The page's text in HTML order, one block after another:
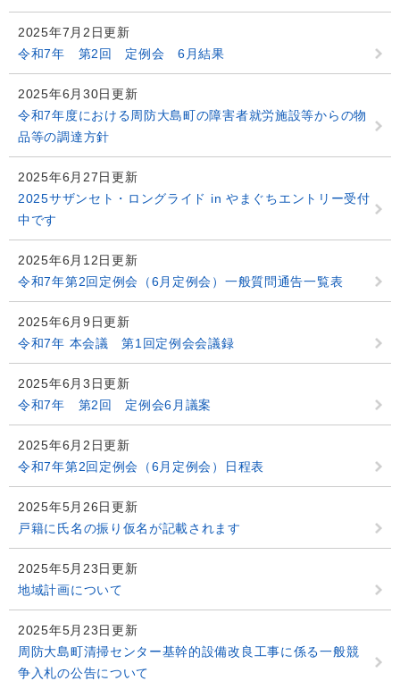
2025年7月2日更新
令和7年 第2回 定例会 6月結果
2025年6月30日更新
令和7年度における周防大島町の障害者就労施設等からの物
品等の調達方針
2025年6月27日更新
2025サザンセト・ロングライド in やまぐちエントリー受付
中です
2025年6月12日更新
令和7年第2回定例会（6月定例会）一般質問通告一覧表
2025年6月9日更新
令和7年 本会議 第1回定例会会議録
2025年6月3日更新
令和7年 第2回 定例会6月議案
2025年6月2日更新
令和7年第2回定例会（6月定例会）日程表
2025年5月26日更新
戸籍に氏名の振り仮名が記載されます
2025年5月23日更新
地域計画について
2025年5月23日更新
周防大島町清掃センター基幹的設備改良工事に係る一般競
争入札の公告について